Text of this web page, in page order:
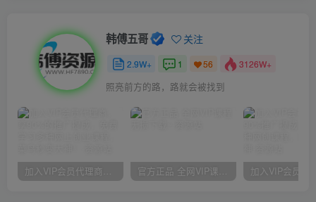
韩傅五哥 关注
2.9W+ 1 56 3126W+
照亮前方的路，路就会被找到
加入VIP会员代理商，享90%的推广提成，免费学习多种网上创业课程，菜鸟秒变大神！ 官方正品 全网VIP课程 无损下载~